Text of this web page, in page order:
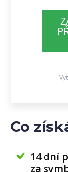
Co
14 dní
za